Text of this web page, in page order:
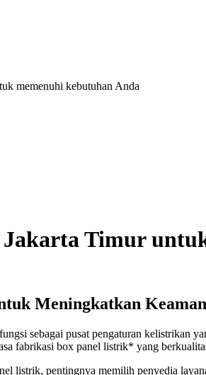
memenuhi kebutuhan Anda
Timur
Meningkatkan
sebagai pusat pengaturan kelistrikan
fabrikasi box panel listrik* yang
listrik, pentingnya memilih penyedia